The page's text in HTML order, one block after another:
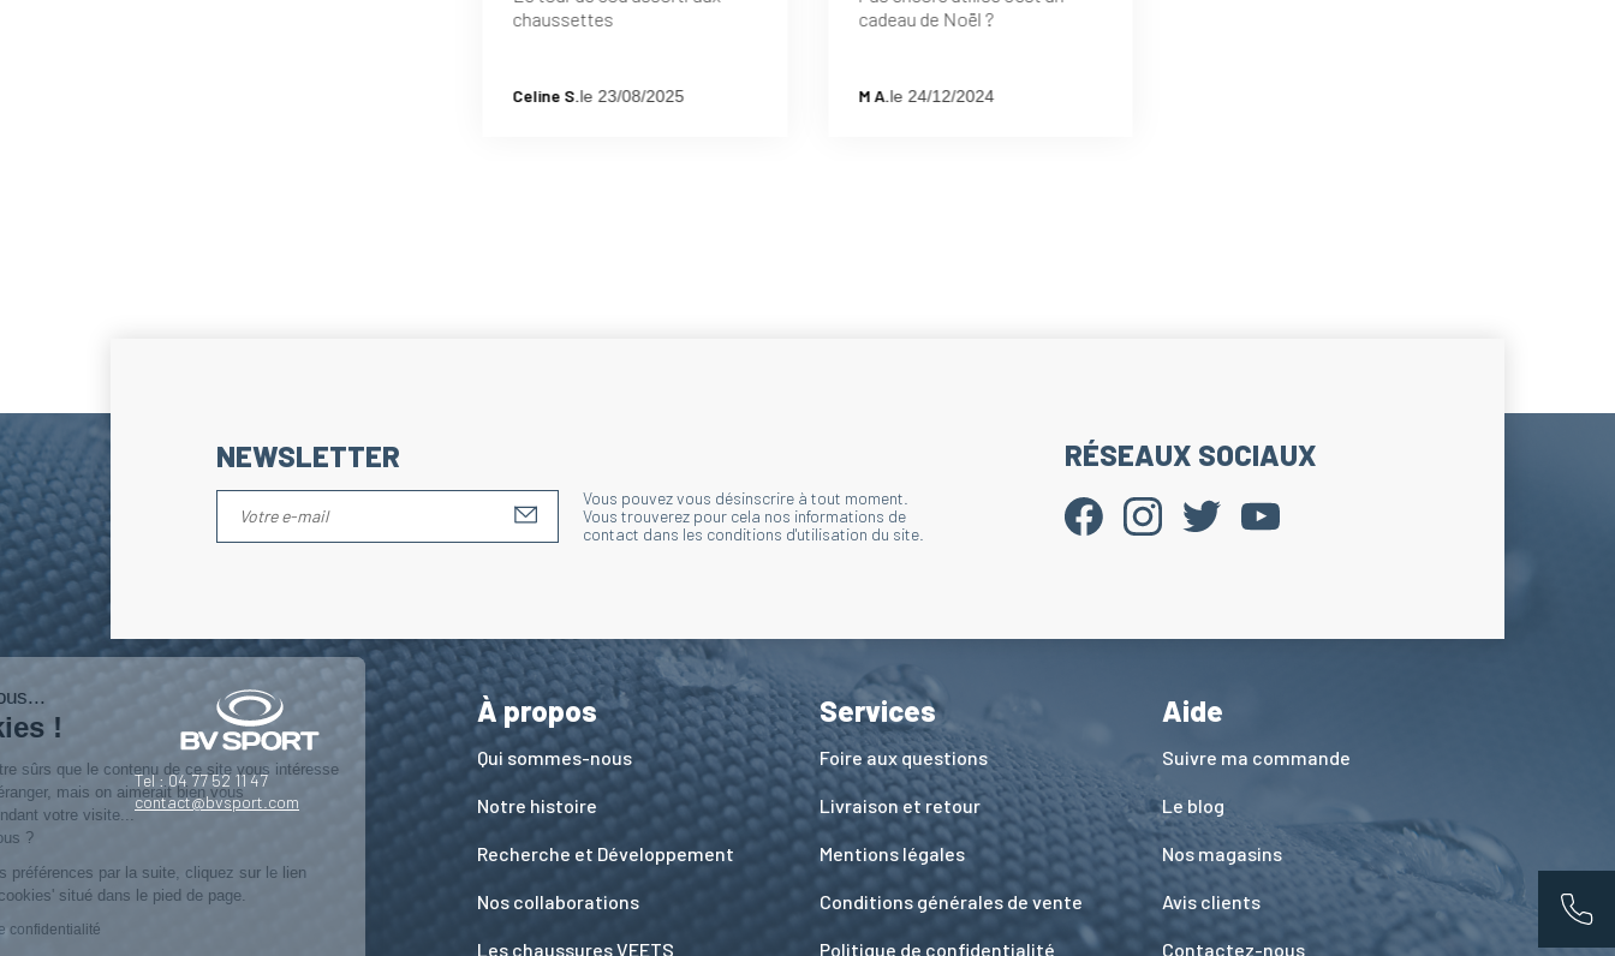
chaussettes
Celine S.le 23/08/2025
cadeau de Noël ?
M A.le 24/12/2024
NEWSLETTER
S'INSCRIRE À LA NEWSLETTER
Vous pouvez vous désinscrire à tout moment.
Vous trouverez pour cela nos informations de
contact dans les conditions d'utilisation du site.
RÉSEAUX SOCIAUX
Tel : 04 77 52 11 47
contact@bvsport.com
À propos
Qui sommes-nous
Notre histoire
Recherche et Développement
Nos collaborations
Les chaussures VEETS
Services
Foire aux questions
Livraison et retour
Mentions légales
Conditions générales de vente
Politique de confidentialité
Aide
Suivre ma commande
Le blog
Nos magasins
Avis clients
Contactez-nous
les Cookies !
On a attendu d'être sûrs que le contenu
de ce site vous intéresse avant de
vous déranger, mais on aimerait bien vous accompagner pendant
votre visite...
Pour modifier vos préférences par la suite, cliquez sur le lien
'Préférences de cookies' situé dans le pied de page.
Lire la politique de confidentialité